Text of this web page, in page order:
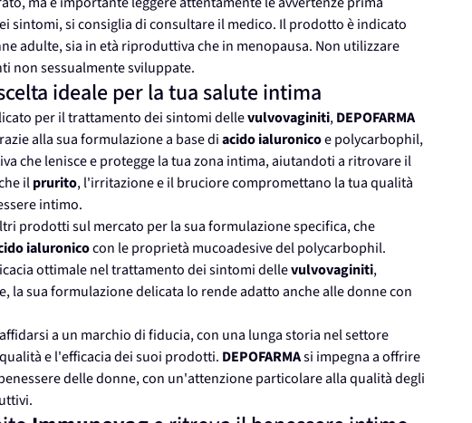
sintomi, si consiglia di consultare il medico. Il prodotto è indicato
adulte, sia in età riproduttiva che in menopausa. Non utilizzare
non sessualmente sviluppate.
ideale per la tua salute intima
per il trattamento dei sintomi dellevulvovaginiti,DEPOFARMA
alla sua formulazione a base diacido ialuronicoe polycarbophil,
che lenisce e protegge la tua zona intima, aiutandoti a ritrovare il
ilprurito, l'irritazione e il bruciore compromettano la tua qualità
intimo.
prodotti sul mercato per la sua formulazione specifica, che
ialuronicocon le proprietà mucoadesive del polycarbophil.
ottimale nel trattamento dei sintomi dellevulvovaginiti,
sua formulazione delicata lo rende adatto anche alle donne con
a un marchio di fiducia, con una lunga storia nel settore
e l'efficacia dei suoi prodotti. DEPOFARMAsi impegna a offrire
delle donne, con un'attenzione particolare alla qualità degli